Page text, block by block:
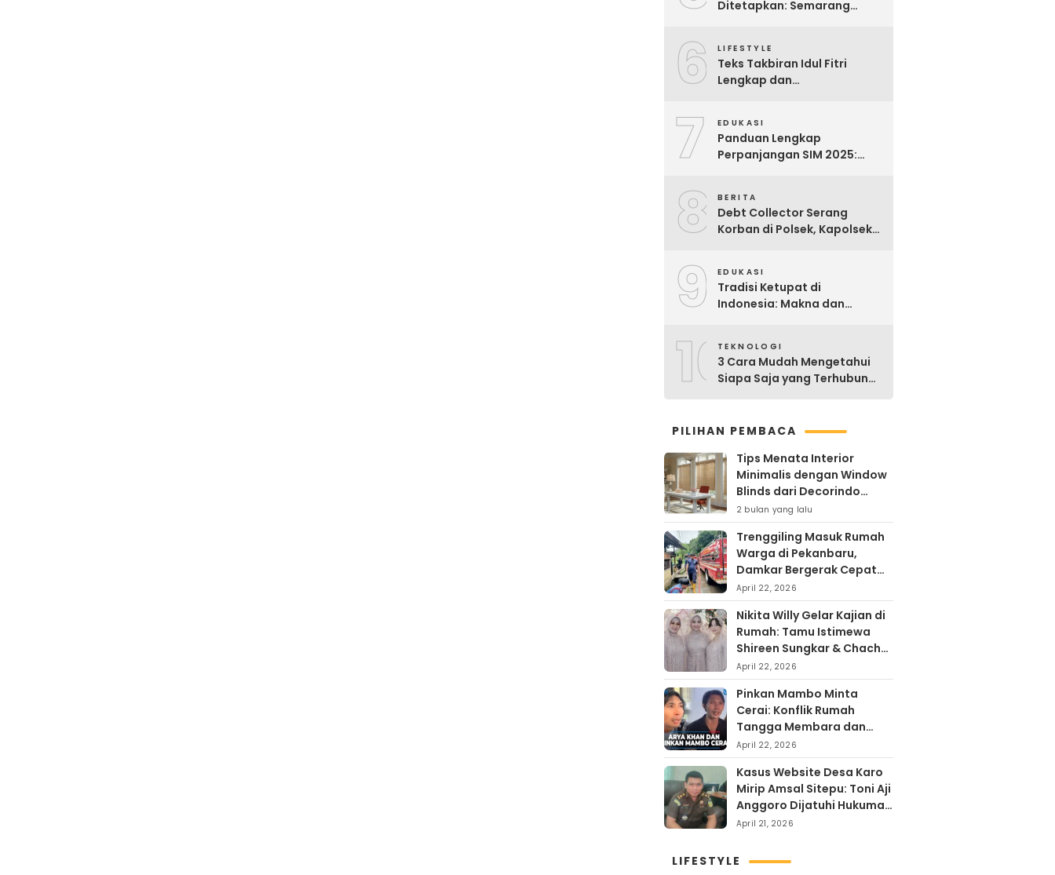
Ditetapkan: Semarang
6 LIFESTYLE
Teks Takbiran Idul Fitri
Lengkap dan
7 EDUKASI
Panduan Lengkap
Perpanjangan SIM 2025:
8 BERITA
Debt Collector Serang
Korban di Polsek, Kapolsek
9 EDUKASI
Tradisi Ketupat di
Indonesia: Makna dan
10TEKNOLOGI
3 Cara Mudah Mengetahui
Siapa Saja yang Terhubung
PILIHAN PEMBACA
Tips Menata Interior
Minimalis dengan Window
Blinds dari Decorindo
Perkasa
2 bulan yang lalu
Trenggiling Masuk Rumah
Warga di Pekanbaru,
Damkar Bergerak Cepat
Lakukan Evakuasi Aman
April 22, 2026
Nikita Willy Gelar Kajian di
Rumah: Tamu Istimewa
Shireen Sungkar & Chacha
Frederika, Rayakan Hari
Kartini dengan
Kehangatan
April 22, 2026
Pinkan Mambo Minta
Cerai: Konflik Rumah
Tangga Membara dan
Kontroversi Uang Endorse
Arya Khan
April 22, 2026
Kasus Website Desa Karo
Mirip Amsal Sitepu: Toni Aji
Anggoro Dijatuhi Hukuman
Penjara
April 21, 2026
LIFESTYLE